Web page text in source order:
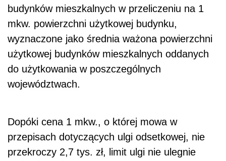
budynków mieszkalnych w przeliczeniu na 1
mkw. powierzchni użytkowej budynku,
wyznaczone jako średnia ważona powierzchni
użytkowej budynków mieszkalnych oddanych
do użytkowania w poszczególnych
województwach.
Dopóki cena 1 mkw., o której mowa w
przepisach dotyczących ulgi odsetkowej, nie
przekroczy 2,7 tys. zł, limit ulgi nie ulegnie